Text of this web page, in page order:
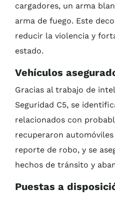
cargadores, un arma
arma de fuego. Este
reducir la violencia y
estado.
Vehículos
Gracias al trabajo de
Seguridad C5, se
relacionados con
recuperaron
reporte de robo, y se
hechos de tránsito y
Puestas a